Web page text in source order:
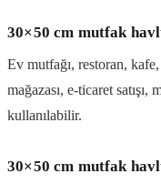
30×50 cm mutfak
Ev mutfağı, restoran,
mağazası, e-ticaret
kullanılabilir.
30×50 cm mutfak